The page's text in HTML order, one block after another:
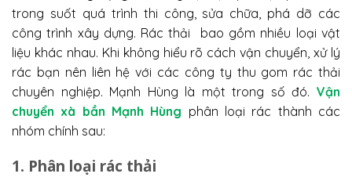
trong suốt quá trình thi công, sửa chữa, phá dỡ các
công trình xây dựng. Rác thải bao gồm nhiều loại vật
liệu khác nhau. Khi không hiểu rõ cách vận chuyển, xử lý
rác bạn nên liên hệ với các công ty thu gom rác thải
chuyên nghiệp. Mạnh Hùng là một trong số đó. Vận
chuyển xà bần Mạnh Hùng phân loại rác thành các
nhóm chính sau:
1. Phân loại rác thải